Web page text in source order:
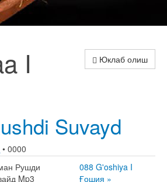
Юклаб олиш
I
Suvayd
• 0000
Рушди
Mp3
088 G'oshiya I
Ғошия »